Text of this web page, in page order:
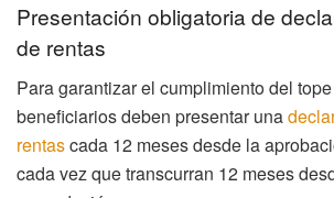
Presentación obligatoria de
de rentas
Para garantizar el cumplimiento del
beneficiarios deben presentar una
rentascada 12 meses desde la
cada vez que transcurran 12 meses